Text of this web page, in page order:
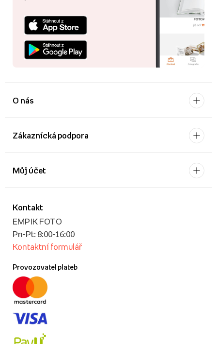
O nás
Zákaznícká podpora
Kontakt
EMPIK FOTO
Pn-Pt: 8:00-16:00
Kontaktní formulář
Provozovatel plateb
Můj účet